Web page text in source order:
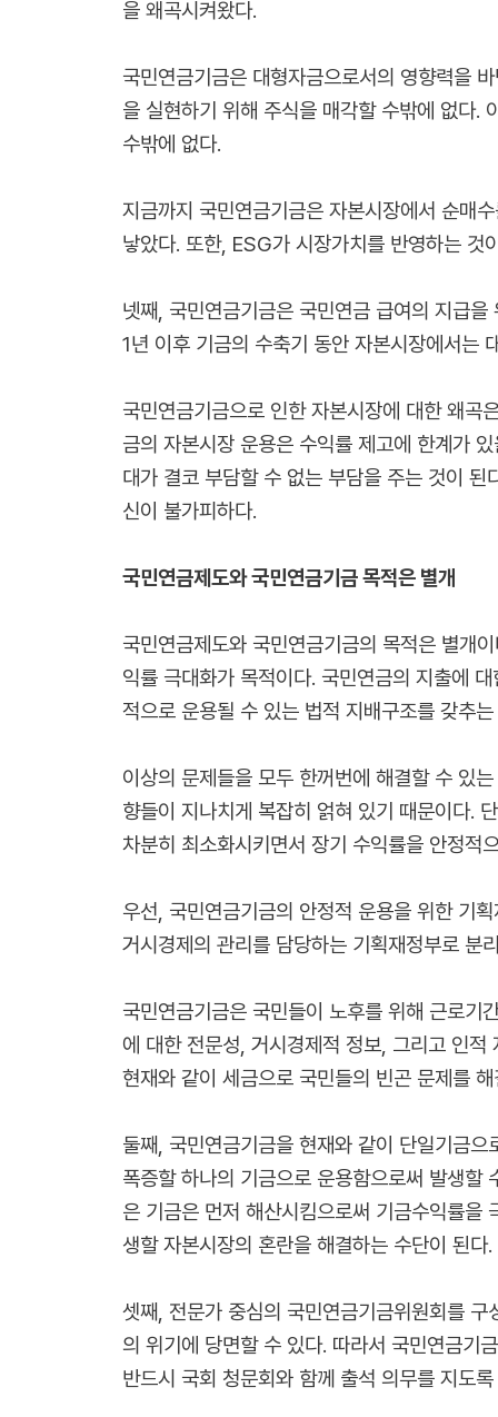
을 왜곡시켜왔다.
국민연금기금은 대형자금으로서의 영향력을
을 실현하기 위해 주식을 매각할 수밖에 없다.
수밖에 없다.
지금까지 국민연금기금은 자본시장에서 순매
낳았다. 또한, ESG가 시장가치를 반영하는 것
넷째, 국민연금기금은 국민연금 급여의 지급
1년 이후 기금의 수축기 동안 자본시장에서는
국민연금기금으로 인한 자본시장에 대한 왜곡
금의 자본시장 운용은 수익률 제고에 한계가
대가 결코 부담할 수 없는 부담을 주는 것이
신이 불가피하다.
국민연금제도와 국민연금기금 목적은 별개
국민연금제도와 국민연금기금의 목적은 별개
익률 극대화가 목적이다. 국민연금의 지출에
적으로 운용될 수 있는 법적 지배구조를 갖추
이상의 문제들을 모두 한꺼번에 해결할 수 있
향들이 지나치게 복잡히 얽혀 있기 때문이다.
차분히 최소화시키면서 장기 수익률을 안정적
우선, 국민연금기금의 안정적 운용을 위한 기
거시경제의 관리를 담당하는 기획재정부로 분
국민연금기금은 국민들이 노후를 위해 근로기
에 대한 전문성, 거시경제적 정보, 그리고 인
현재와 같이 세금으로 국민들의 빈곤 문제를
둘째, 국민연금기금을 현재와 같이 단일기금
폭증할 하나의 기금으로 운용함으로써 발생할
은 기금은 먼저 해산시킴으로써 기금수익률
생할 자본시장의 혼란을 해결하는 수단이 된
셋째, 전문가 중심의 국민연금기금위원회를
의 위기에 당면할 수 있다. 따라서 국민연금기
반드시 국회 청문회와 함께 출석 의무를 지도